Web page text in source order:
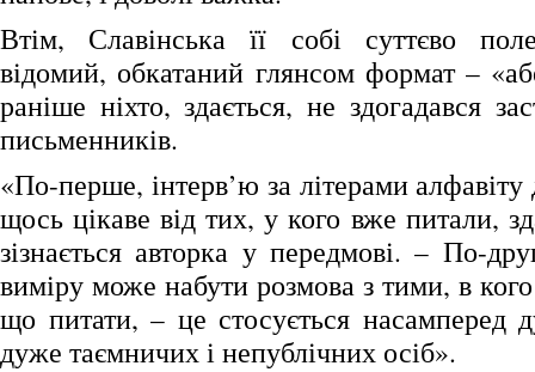
Втім, Славінська її собі суттєво
відомий, обкатаний глянсом формат –
раніше ніхто, здається, не здогадався
письменників.
«По-перше, інтерв’ю за літерами
щось цікаве від тих, у кого вже питали,
зізнається авторка у передмові. – По-
виміру може набути розмова з тими, в
що питати, – це стосується насамперед
дуже таємничих і непублічних осіб».